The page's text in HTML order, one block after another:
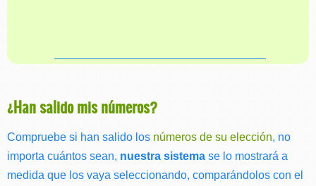
¿Han salido mis números?
Compruebe si han salido los números de su elección, no
importa cuántos sean, nuestra sistema se lo mostrará a
medida que los vaya seleccionando, comparándolos con el